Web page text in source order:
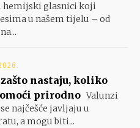
hemijski glasnici koji
u našem tijelu – od
nastaju, koliko
prirodno Valunzi
najčešće javljaju u
a mogu biti...